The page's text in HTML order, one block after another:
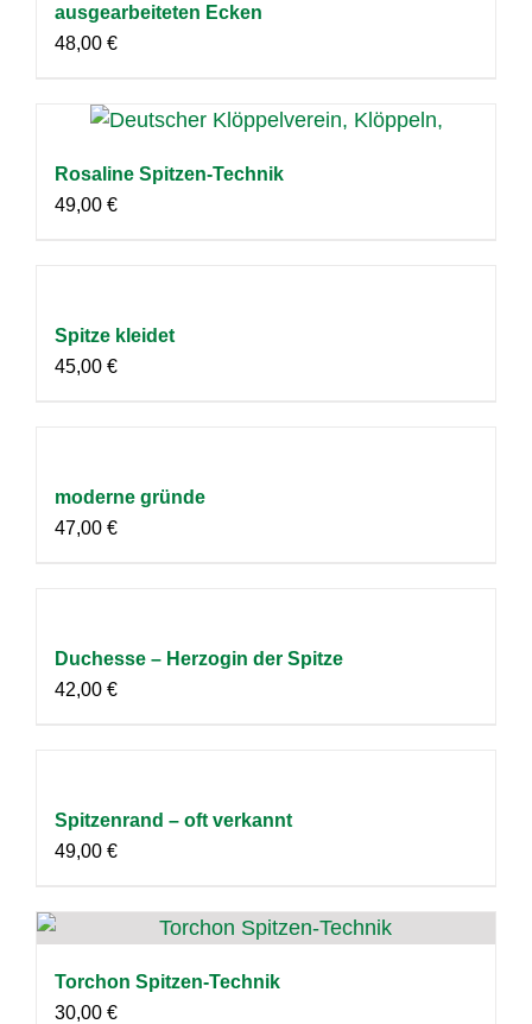
ausgearbeiteten Ecken
48,00 €
Rosaline Spitzen-Technik
49,00 €
Spitze kleidet
45,00 €
moderne gründe
47,00 €
Duchesse – Herzogin der Spitze
42,00 €
Spitzenrand – oft verkannt
49,00 €
Torchon Spitzen-Technik
30,00 €